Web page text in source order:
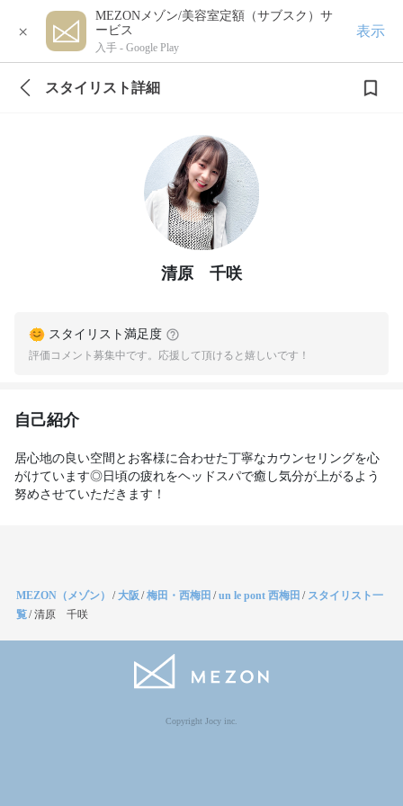
×
MEZONメゾン/美容室定額（サブスク）サ
ービス
入手 - Google Play
表示
スタイリスト詳細
清原 千咲
スタイリスト満足度
評価コメント募集中です。応援して頂けると嬉しいです！
自己紹介
居心地の良い空間とお客様に合わせた丁寧なカウンセリングを心
がけています◎日頃の疲れをヘッドスパで癒し気分が上がるよう
努めさせていただきます！
MEZON（メゾン） /大阪 /梅田・西梅田 /un le pont 西梅田 / スタイリスト一
覧/清原 千咲
Copyright Jocy inc.